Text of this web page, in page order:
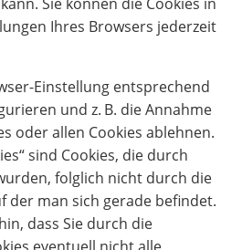
Ihres Browsers jederzeit
Einstellung entsprechend
und z. B. die Annahme
oder allen Cookies ablehnen.
sind Cookies, die durch
folglich nicht durch die
der man sich gerade befindet.
dass Sie durch die